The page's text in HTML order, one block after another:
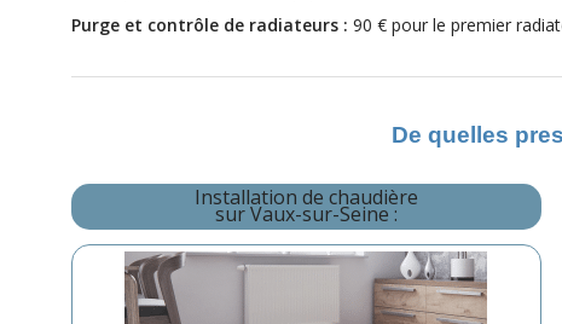
Purge et contrôle de radiateurs : 90 € pour le premier
De quelles
Installation de chaudière
sur Vaux-sur-Seine :